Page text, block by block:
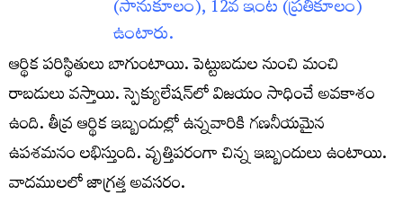
(సానుకూలం), 12వ ఇంట (ప్రతికూలం)
ఉంటారు.
ఆర్థిక పరిస్థితులు బాగుంటాయి. పెట్టుబడుల నుంచి మంచి
రాబడులు వస్తాయి. స్పెక్యులేషన్‌లో విజయం సాధించే అవకాశం
ఉంది. తీవ్ర ఆర్థిక ఇబ్బందుల్లో ఉన్నవారికి గణనీయమైన
ఉపశమనం లభిస్తుంది. వృత్తిపరంగా చిన్న ఇబ్బందులు ఉంటాయి.
వాదములలో జాగ్రత్త అవసరం.